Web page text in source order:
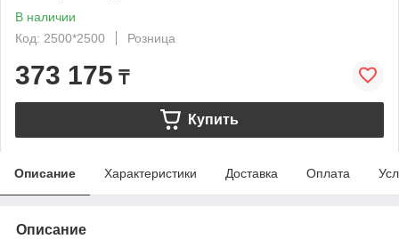
В наличии
Код: 2500*2500
Розница
373 175 ₸
Купить
Описание Характеристики Доставка Оплата
Описание